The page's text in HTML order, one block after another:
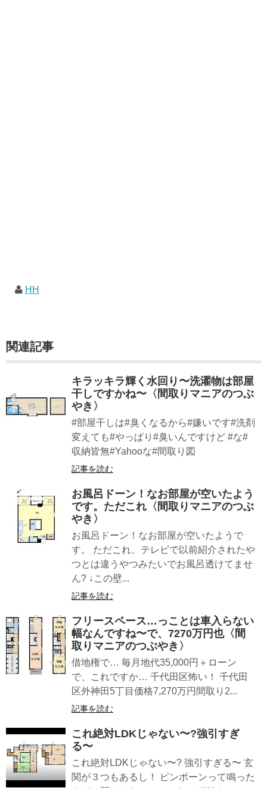
HH
関連記事
キラッキラ輝く水回り〜洗濯物は部屋
干しですかね〜〈間取りマニアのつぶ
やき〉
#部屋干しは#臭くなるから#嫌いです#洗剤
変えても#やっぱり#臭いんですけど #な#
収納皆無#Yahooな#間取り図
記事を読む
お風呂ドーン！なお部屋が空いたよう
です。ただこれ〈間取りマニアのつぶ
やき〉
お風呂ドーン！なお部屋が空いたようで
す。 ただこれ、テレビで以前紹介されたや
つとは違うやつみたいでお風呂透けてませ
ん? ↓この壁...
記事を読む
フリースペース…っことは車入らない
幅なんですね〜で、7270万円也〈間
取りマニアのつぶやき〉
借地権で… 毎月地代35,000円＋ローン
で、これですか… 千代田区怖い！ 千代田
区外神田5丁目価格7,270万円間取り2...
記事を読む
これ絶対LDKじゃない〜?強引すぎ
る〜
これ絶対LDKじゃない〜? 強引すぎる〜 玄
関が３つもあるし！ ピンポーンって鳴った